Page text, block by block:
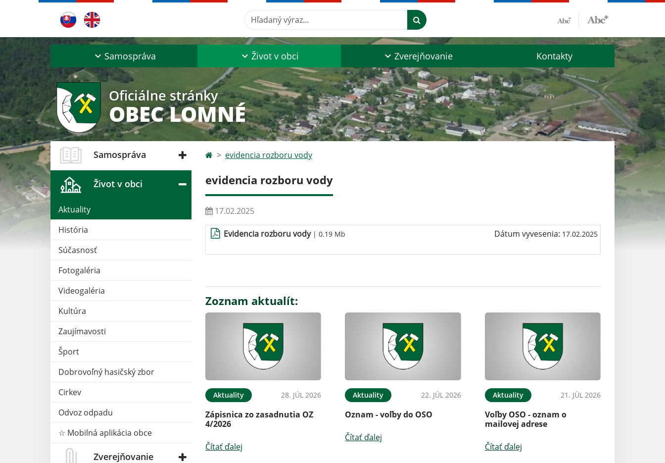
Hľadaný výraz...
Samospráva Život v obci Zverejňovanie Kontakty
Oficiálne stránky
OBEC LOMNÉ
Samospráva
Život v obci
Aktuality
História
Súčasnosť
Fotogaléria
Videogaléria
Kultúra
Zaujímavosti
Šport
Dobrovoľný hasičský zbor
Cirkev
Odvoz odpadu
☆ Mobilná aplikácia obce
Zverejňovanie
evidencia rozboru vody
evidencia rozboru vody
17.02.2025
Evidencia rozboru vody| 0.19 Mb Dátum vyvesenia: 17.02.2025
Zoznam aktualít:
Aktuality 28. JÚL 2026
Zápisnica zo zasadnutia OZ
4/2026
Čítať ďalej
Aktuality 22. JÚL 2026
Oznam - voľby do OSO
Čítať ďalej
Aktuality 21. JÚL 2026
Voľby OSO - oznam o
mailovej adrese
Čítať ďalej